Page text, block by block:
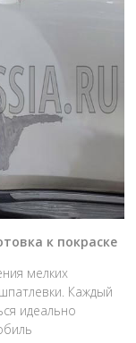
к покраске
мелких
Каждый
идеально